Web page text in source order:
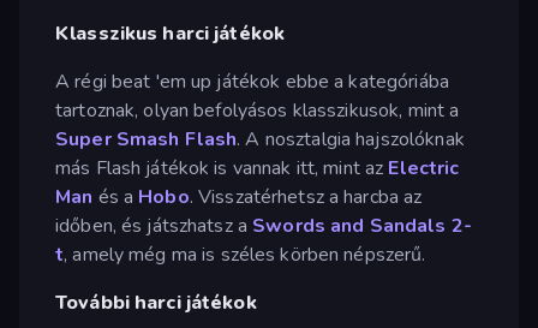
Klasszikus harci játékok
A régi beat 'em up játékok ebbe a kategóriába
tartoznak, olyan befolyásos klasszikusok, mint a
Super Smash Flash. A nosztalgia hajszolóknak
más Flash játékok is vannak itt, mint az Electric
Man és a Hobo. Visszatérhetsz a harcba az
időben, és játszhatsz a Swords and Sandals 2-
t, amely még ma is széles körben népszerű.
További harci játékok